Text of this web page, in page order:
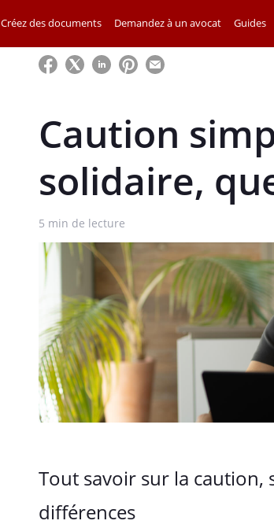
Créez des documents Demandez à un avocat Guides
Caution
solidaire,
5 min de lecture
Tout savoir sur la
différences